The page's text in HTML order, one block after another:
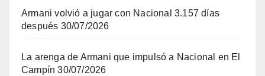
Armani volvió a jugar con Nacional 3.157 días
después 30/07/2026
La arenga de Armani que impulsó a Nacional en El
Campín 30/07/2026